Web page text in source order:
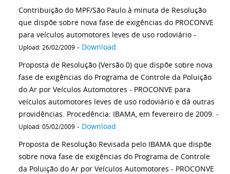
Contribuição do MPF/São Paulo à minuta de Resolução
que dispõe sobre nova fase de exigências do PROCONVE
para veículos automotores leves de uso rodoviário -
Upload: 26/02/2009 - Download
Proposta de Resolução (Versão 0) que dispõe sobre nova
fase de exigências do Programa de Controle da Poluição
do Ar por Veículos Automotores - PROCONVE para
veículos automotores leves de uso rodoviário e dá outras
providências. Procedência: IBAMA, em fevereiro de 2009. -
Upload: 05/02/2009 - Download
Proposta de Resolução Revisada pelo IBAMA que dispõe
sobre nova fase de exigências do Programa de Controle
da Poluição do Ar por Veículos Automotores - PROCONVE